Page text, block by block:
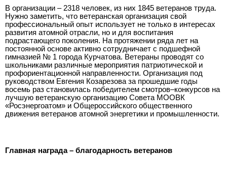
В организации – 2318 человек, из них 1845 ветеранов труда.
Нужно заметить, что ветеранская организация свой
профессиональный опыт использует не только в интересах
развития атомной отрасли, но и для воспитания
подрастающего поколения. На протяжении ряда лет на
постоянной основе активно сотрудничает с подшефной
гимназией № 1 города Курчатова. Ветераны проводят со
школьниками различные мероприятия патриотической и
профориентационной направленности. Организация под
руководством Евгения Козарезова за прошедшие годы
восемь раз становилась победителем смотров–конкурсов на
лучшую ветеранскую организацию Совета МООВК
«Росэнергоатом» и Общероссийского общественного
движения ветеранов атомной энергетики и промышленности.
Главная награда – благодарность ветеранов